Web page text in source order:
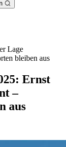
Lage
bleiben aus
Ernst
–
aus